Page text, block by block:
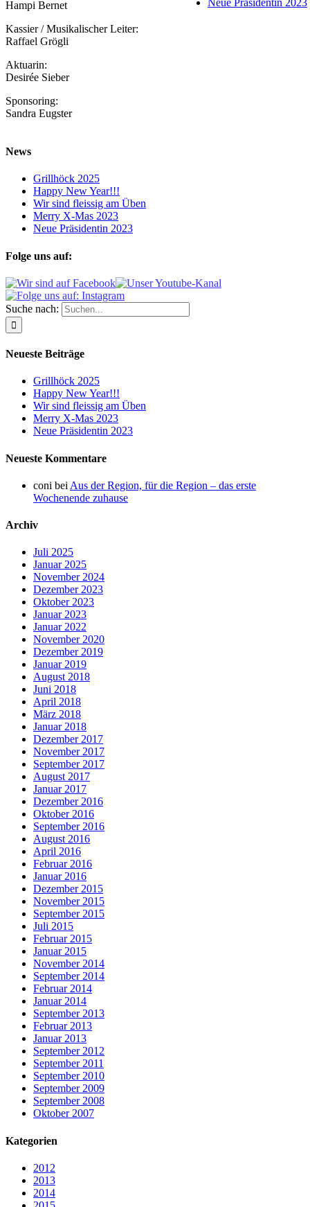
Hampi Bernet
Kassier / Musikalischer Leiter:
Raffael Grögli
Aktuarin:
Desirée Sieber
Sponsoring:
Sandra Eugster
News
Grillhöck 2025
Happy New Year!!!
Wir sind fleissig am Üben
Merry X-Mas 2023
Neue Präsidentin 2023
Folge uns auf:
Suche nach:
Neueste Beiträge
Grillhöck 2025
Happy New Year!!!
Wir sind fleissig am Üben
Merry X-Mas 2023
Neue Präsidentin 2023
Neueste Kommentare
coni bei Aus der Region, für die Region – das erste
Wochenende zuhause
Archiv
Juli 2025
Januar 2025
November 2024
Dezember 2023
Oktober 2023
Januar 2023
Januar 2022
November 2020
Dezember 2019
Januar 2019
August 2018
Juni 2018
April 2018
März 2018
Januar 2018
Dezember 2017
November 2017
September 2017
August 2017
Januar 2017
Dezember 2016
Oktober 2016
September 2016
August 2016
April 2016
Februar 2016
Januar 2016
Dezember 2015
November 2015
September 2015
Juli 2015
Februar 2015
Januar 2015
November 2014
September 2014
Februar 2014
Januar 2014
September 2013
Februar 2013
Januar 2013
September 2012
September 2011
September 2010
September 2009
September 2008
Oktober 2007
Kategorien
2012
2013
2014
Neue Präsidentin 2023